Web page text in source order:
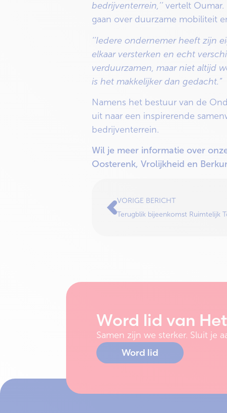
bedrijventerrein,’’ vertelt Oumar.
gaan over duurzame mobiliteit
‘’Iedere ondernemer heeft zijn
elkaar versterken en echt verschil
verduurzamen, maar niet altijd
is het makkelijker dan gedacht.”
Namens het bestuur van de
uit naar een inspirerende
bedrijventerrein.
Wil je meer informatie over
Oosterenk, Vrolijkheid en
VORIGE BERICHT
Terugblik bijeenkomst Ruimtelijk
Word lid van
Samen zijn we sterker. Sluit je
Word lid